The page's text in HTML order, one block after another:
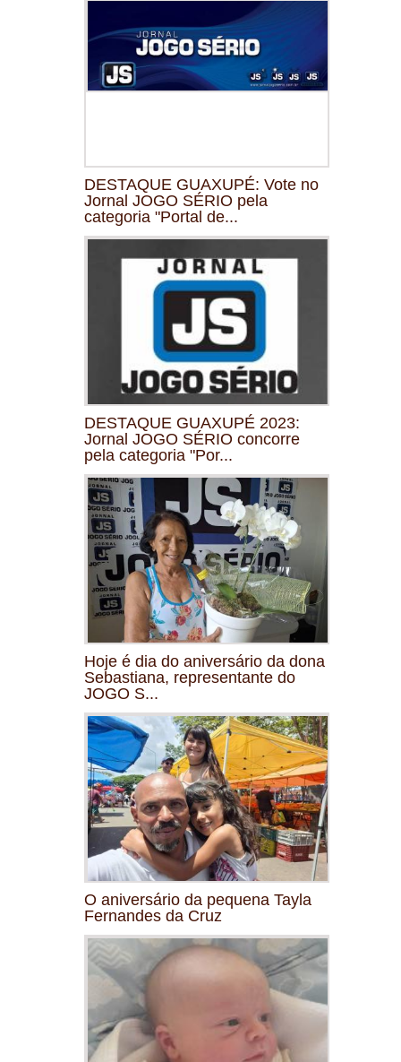
DESTAQUE GUAXUPÉ: Vote no
Jornal JOGO SÉRIO pela
categoria "Portal de...
DESTAQUE GUAXUPÉ 2023:
Jornal JOGO SÉRIO concorre
pela categoria "Por...
Hoje é dia do aniversário da dona
Sebastiana, representante do
JOGO S...
O aniversário da pequena Tayla
Fernandes da Cruz